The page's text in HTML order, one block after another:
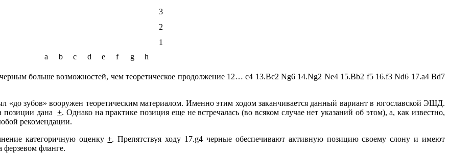
3
2
1
a
b c d e f g h
больше возможностей, чем теоретическое продолжение 12… c4 13.Bc2 Ng6 14.Ng2 Ne4 15.Bb2 f5 16.f3 Nd6 17.a4 Bd7
«до зубов» вооружен теоретическим материалом. Именно этим ходом заканчивается данный вариант в югославской ЭШД.
позиции дана+. Однако на практике позиция еще не встречалась (во всяком случае нет указаний об этом), а, как известно,
рекомендации.
категоричную оценку+. Препятствуя ходу 17.g4 черные обеспечивают активную позицию своему слону и имеют
фланге.